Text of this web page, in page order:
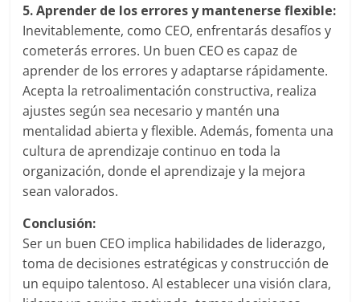
del
Marketing
en
LATAM
Bitácora
social
de
Mercadeo
Interactivo,
Publicidad,
Marketing,
Campañas
Publicitarias,
5. Aprender de los errores y mantenerse flexible:
Inevitablemente, como CEO, enfrentarás desafíos y
cometerás errores. Un buen CEO es capaz de
aprender de los errores y adaptarse rápidamente.
Acepta la retroalimentación constructiva, realiza
ajustes según sea necesario y mantén una
mentalidad abierta y flexible. Además, fomenta una
cultura de aprendizaje continuo en toda la
organización, donde el aprendizaje y la mejora
sean valorados.
Conclusión:
Ser un buen CEO implica habilidades de liderazgo,
toma de decisiones estratégicas y construcción de
un equipo talentoso. Al establecer una visión clara,